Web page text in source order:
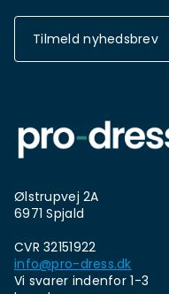
Tilmeld nyhedsbrev
Ølstrupvej 2A
6971 Spjald
CVR 32151922
info@pro-dress.dk
Vi svarer indenfor 1-3